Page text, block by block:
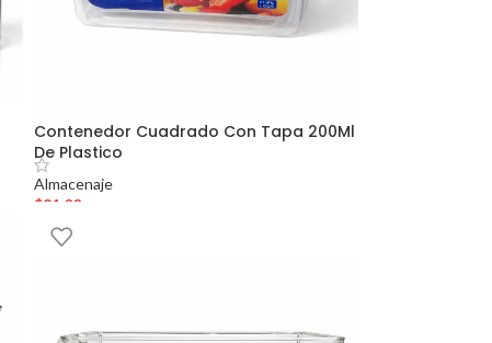
Contenedor Cuadrado Con Tapa 200Ml
De Plastico
Almacenaje
$81.00